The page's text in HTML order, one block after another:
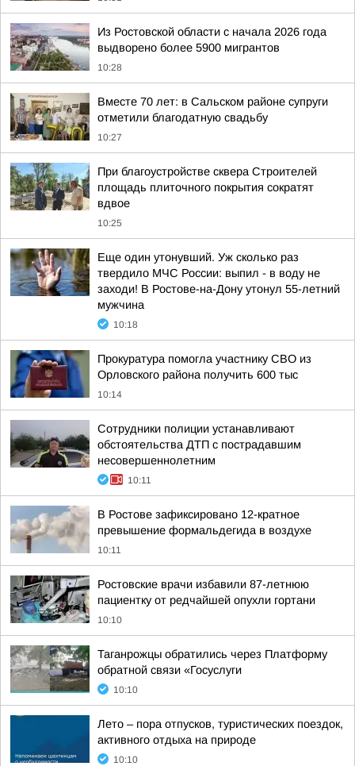
Из Ростовской области с начала 2026 года
выдворено более 5900 мигрантов
10:28
Вместе 70 лет: в Сальском районе супруги
отметили благодатную свадьбу
10:27
При благоустройстве сквера Строителей
площадь плиточного покрытия сократят
вдвое
10:25
Еще один утонувший. Уж сколько раз
твердило МЧС России: выпил - в воду не
заходи! В Ростове-на-Дону утонул 55-летний
мужчина
10:18
Прокуратура помогла участнику СВО из
Орловского района получить 600 тыс
10:14
Сотрудники полиции устанавливают
обстоятельства ДТП с пострадавшим
несовершеннолетним
10:11
В Ростове зафиксировано 12-кратное
превышение формальдегида в воздухе
10:11
Ростовские врачи избавили 87-летнюю
пациентку от редчайшей опухли гортани
10:10
Таганрожцы обратились через Платформу
обратной связи «Госуслуги
10:10
Лето – пора отпусков, туристических поездок,
активного отдыха на природе
10:10